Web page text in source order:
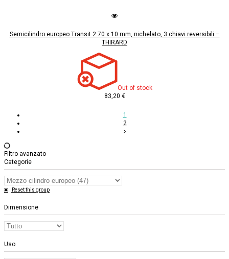
Semicilindro europeo Transit 2 70 x 10 mm, nichelato, 3 chiavi reversibili –
THIRARD
Out of stock
83,20 €
1
2
Filtro avanzato
Categorie
Reset this group
Dimensione
Uso